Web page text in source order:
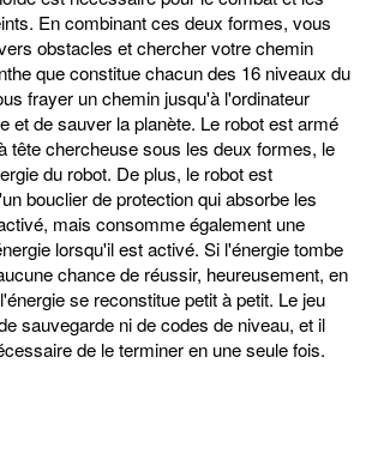
En combinant ces deux formes, vous
obstacles et chercher votre chemin
que constitue chacun des 16 niveaux du
frayer un chemin jusqu'à l'ordinateur
et de sauver la planète. Le robot est armé
tête chercheuse sous les deux formes, le
du robot. De plus, le robot est
bouclier de protection qui absorbe les
mais consomme également une
lorsqu'il est activé. Si l'énergie tombe
chance de réussir, heureusement, en
se reconstitue petit à petit. Le jeu
sauvegarde ni de codes de niveau, et il
de le terminer en une seule fois.